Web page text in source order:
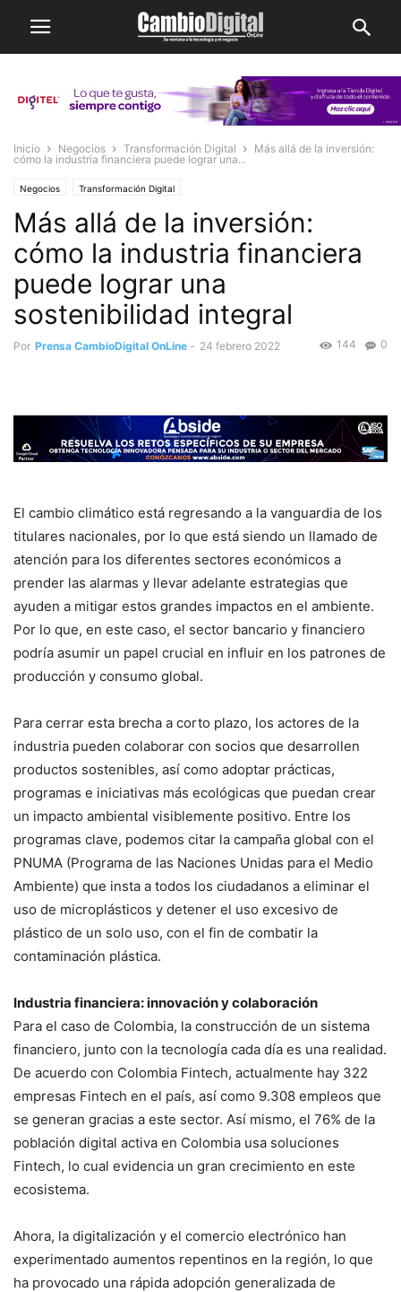
Inicio Negocios Transformación Digital
Más allá de la inversión:
cómo la industria financiera puede lograr una...
Negocios Transformación Digital
Más allá de la inversión:
cómo la industria financiera
puede lograr una
sostenibilidad integral
Por Prensa CambioDigital OnLine - 24 febrero 2022 0
144
El cambio climático está regresando a la vanguardia de los
titulares nacionales, por lo que está siendo un llamado de
atención para los diferentes sectores económicos a
prender las alarmas y llevar adelante estrategias que
ayuden a mitigar estos grandes impactos en el ambiente.
Por lo que, en este caso, el sector bancario y financiero
podría asumir un papel crucial en influir en los patrones de
producción y consumo global.
Para cerrar esta brecha a corto plazo, los actores de la
industria pueden colaborar con socios que desarrollen
productos sostenibles, así como adoptar prácticas,
programas e iniciativas más ecológicas que puedan crear
un impacto ambiental visiblemente positivo. Entre los
programas clave, podemos citar la campaña global con el
PNUMA (Programa de las Naciones Unidas para el Medio
Ambiente) que insta a todos los ciudadanos a eliminar el
uso de microplásticos y detener el uso excesivo de
plástico de un solo uso, con el fin de combatir la
contaminación plástica.
Industria financiera: innovación y colaboración
Para el caso de Colombia, la construcción de un sistema
financiero, junto con la tecnología cada día es una realidad.
De acuerdo con Colombia Fintech, actualmente hay 322
empresas Fintech en el país, así como 9.308 empleos que
se generan gracias a este sector. Así mismo, el 76% de la
población digital activa en Colombia usa soluciones
Fintech, lo cual evidencia un gran crecimiento en este
ecosistema.
Ahora, la digitalización y el comercio electrónico han
experimentado aumentos repentinos en la región, lo que
ha provocado una rápida adopción generalizada de